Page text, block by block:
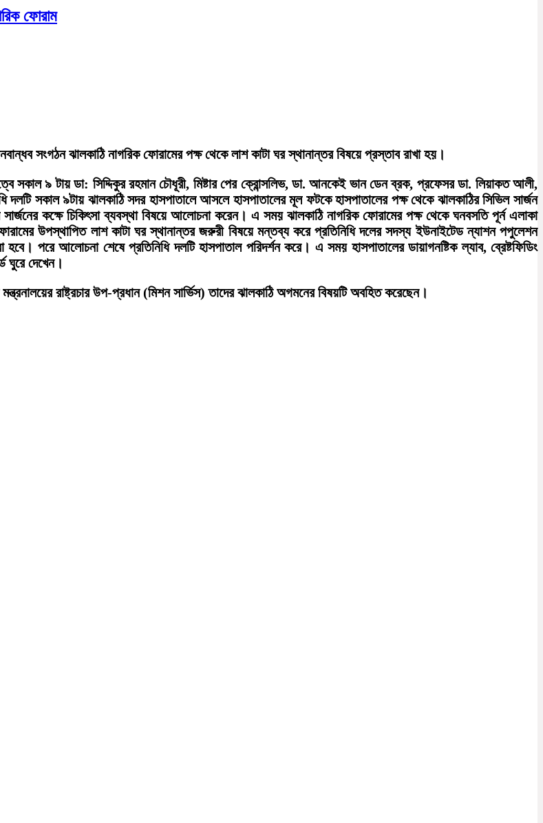
ফোরাম
সংগঠন ঝালকাঠি নাগরিক ফোরামের পক্ষ থেকে লাশ কাটা ঘর স্থানান্তর বিষয়ে প্রস্তাব রাখা হয়।
সকাল ৯ টায় ডা: সিদ্দিকুর রহমান চৌধূরী, মিষ্টার পের ক্রোন্সলিভ, ডা. আনকেই ভান ডেন ব্রক, প্রফেসর ডা. লিয়াকত আলী,
দলটি সকাল ৯টায় ঝালকাঠি সদর হাসপাতালে আসলে হাসপাতালের মূল ফটকে হাসপাতালের পক্ষ থেকে ঝালকাঠির সিভিল সার্জন
কক্ষে চিকিৎসা ব্যবস্থা বিষয়ে আলোচনা করেন। এ সময় ঝালকাঠি নাগরিক ফোরামের পক্ষ থেকে ঘনবসতি পূর্ন এলাকা
উপস্থাপিত লাশ কাটা ঘর স্থানান্তর জরুরী বিষয়ে মন্তব্য করে প্রতিনিধি দলের সদস্য ইউনাইটেড ন্যাশন পপুলেশন
পরে আলোচনা শেষে প্রতিনিধি দলটি হাসপাতাল পরিদর্শন করে। এ সময় হাসপাতালের ডায়াগনষ্টিক ল্যাব, ব্রেষ্টফিডিং
ঘুরে দেখেন।
রাষ্ট্রচার উপ-প্রধান (মিশন সার্ভিস) তাদের ঝালকাঠি অগমনের বিষয়টি অবহিত করেছেন।